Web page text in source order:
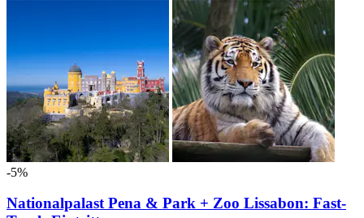
-5%
Nationalpalast Pena & Park + Zoo Lissabon: Fast-